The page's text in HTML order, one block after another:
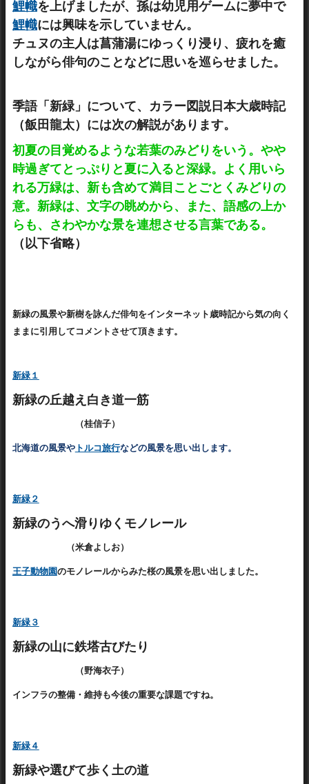
鯉幟を上げましたが、孫は幼児用ゲームに夢中で
鯉幟には興味を示していません。
チュヌの主人は菖蒲湯にゆっくり浸り、疲れを癒
しながら俳句のことなどに思いを巡らせました。
季語「新緑」について、カラー図説日本大歳時記
（飯田龍太）には次の解説があります。
初夏の目覚めるような若葉のみどりをいう。やや
時過ぎてとっぷりと夏に入ると深緑。よく用いら
れる万緑は、新も含めて満目ことごとくみどりの
意。新緑は、文字の眺めから、また、語感の上か
らも、さわやかな景を連想させる言葉である。
（以下省略）
新緑の風景や新樹を詠んだ俳句をインターネット歳時記から気の向く
ままに引用してコメントさせて頂きます。
新緑１
新緑の丘越え白き道一筋
（桂信子）
北海道の風景やトルコ旅行などの風景を思い出します。
新緑２
新緑のうへ滑りゆくモノレール
（米倉よしお）
王子動物園のモノレールからみた桜の風景を思い出しました。
新緑３
新緑の山に鉄塔古びたり
（野海衣子）
インフラの整備・維持も今後の重要な課題ですね。
新緑４
新緑や選びて歩く土の道